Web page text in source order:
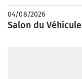
04/08/2026
Salon du